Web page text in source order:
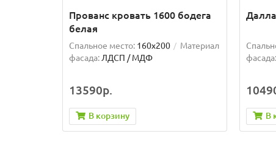
Прованс кровать 1600 бодега
белая
Спальное место: 160x200
Материал
фасада: ЛДСП / МДФ
13590р.
В корзину
фасада:
В